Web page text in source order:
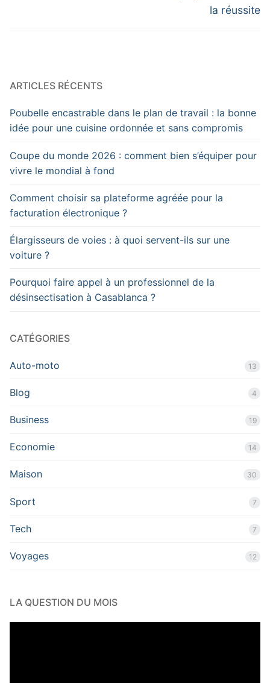
la réussite
ARTICLES RÉCENTS
Poubelle encastrable dans le plan de travail : la bonne
idée pour une cuisine ordonnée et sans compromis
Coupe du monde 2026 : comment bien s’équiper pour
vivre le mondial à fond
Comment choisir sa plateforme agréée pour la
facturation électronique ?
Élargisseurs de voies : à quoi servent-ils sur une
voiture ?
Pourquoi faire appel à un professionnel de la
désinsectisation à Casablanca ?
CATÉGORIES
Auto-moto 13
Blog 4
Business 19
Economie 14
Maison 30
Sport 7
Tech 7
Voyages 12
LA QUESTION DU MOIS